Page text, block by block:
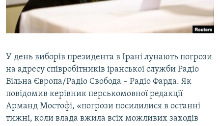
СПЕЦПРОЄКТИ
ПОДКАСТИ
КРИМ РЕАЛІЇ
РУС
УКР
КТАТ
У день виборів президента в Ірані лунають погрози
на адресу співробітників іранської служби Радіо
Вільна Європа/Радіо Свобода – Радіо Фарда. Як
повідомив керівник перськомовної редакції
Арманд Мостофі, «погрози посилилися в останні
тижні, коли влада вжила всіх можливих заходів